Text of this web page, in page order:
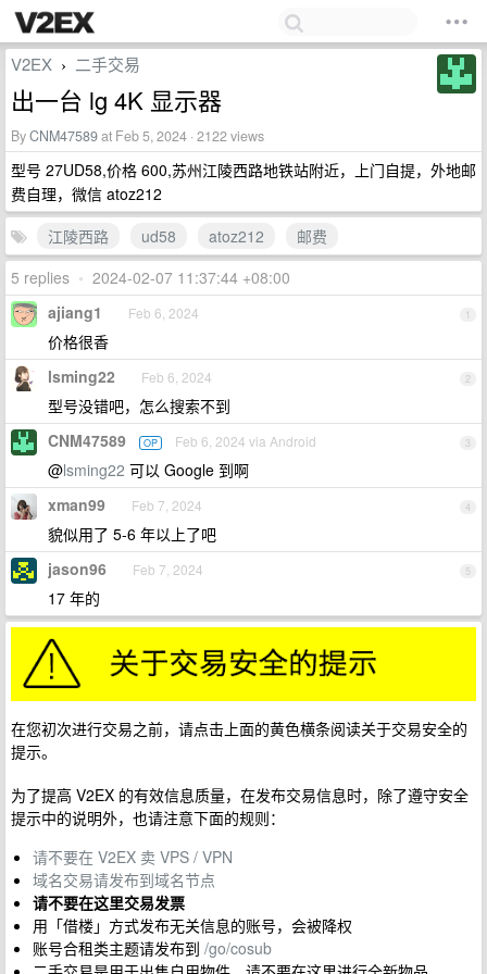
V2EX › 二手交易
出一台 lg 4K 显示器
ByCNM47589at Feb 5, 2024 · 2122 views
型号 27UD58,价格 600,苏州江陵西路地铁站附近，上门自提，外地邮
费自理，微信 atoz212
江陵西路
ud58 atoz212
邮费
5 replies • 2024-02-07 11:37:44 +08:00
1
ajiang1 Feb 6, 2024
价格很香
2
lsming22 Feb 6, 2024
型号没错吧，怎么搜索不到
3
CNM47589 OP Feb 6, 2024 via Android
@lsming22 可以 Google 到啊
4
xman99 Feb 7, 2024
貌似用了 5-6 年以上了吧
5
jason96 Feb 7, 2024
17 年的
在您初次进行交易之前，请点击上面的黄色横条阅读关于交易安全的
提示。
为了提高 V2EX 的有效信息质量，在发布交易信息时，除了遵守安全
提示中的说明外，也请注意下面的规则：
请不要在 V2EX 卖 VPS / VPN
域名交易请发布到域名节点
请不要在这里交易发票
用「借楼」方式发布无关信息的账号，会被降权
账号合租类主题请发布到 /go/cosub